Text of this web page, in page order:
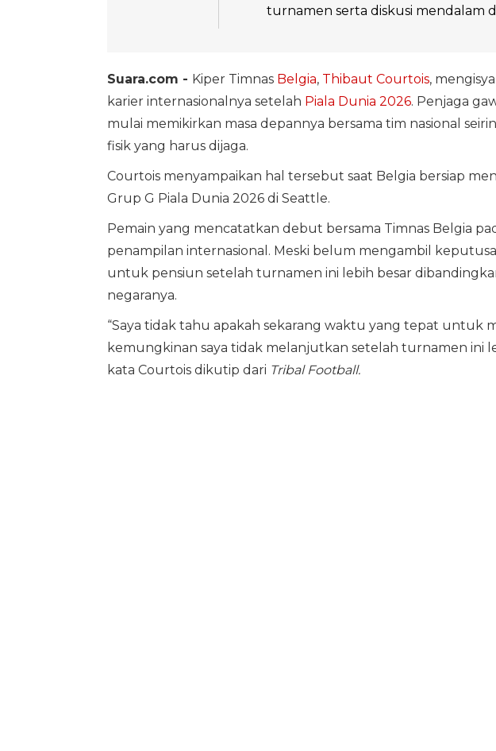
turnamen serta diskusi mendalam
Suara.com - Kiper Timnas Belgia, Thibaut Courtois,
karier internasionalnya setelah Piala Dunia 2026. Penjaga
mulai memikirkan masa depannya bersama tim nasional
fisik yang harus dijaga.
Courtois menyampaikan hal tersebut saat Belgia bersiap
Grup G Piala Dunia 2026 di Seattle.
Pemain yang mencatatkan debut bersama Timnas Belgia
penampilan internasional. Meski belum mengambil
untuk pensiun setelah turnamen ini lebih besar
negaranya.
“Saya tidak tahu apakah sekarang waktu yang tepat untuk
kemungkinan saya tidak melanjutkan setelah turnamen ini
kata Courtois dikutip dari Tribal Football.